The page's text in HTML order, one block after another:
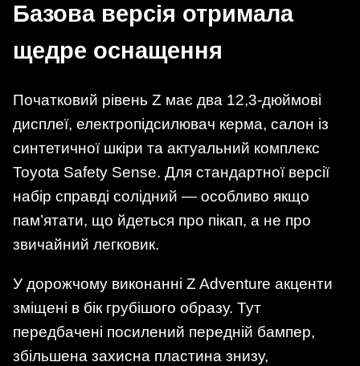
Базова версія отримала
щедре оснащення
Початковий рівень Z має два 12,3-дюймові
дисплеї, електропідсилювач керма, салон із
синтетичної шкіри та актуальний комплекс
Toyota Safety Sense. Для стандартної версії
набір справді солідний — особливо якщо
пам’ятати, що йдеться про пікап, а не про
звичайний легковик.
У дорожчому виконанні Z Adventure акценти
зміщені в бік грубішого образу. Тут
передбачені посилений передній бампер,
збільшена захисна пластина знизу,